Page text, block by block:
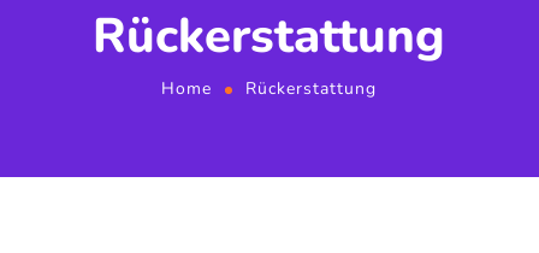
Rückerstattung
Home Rückerstattung